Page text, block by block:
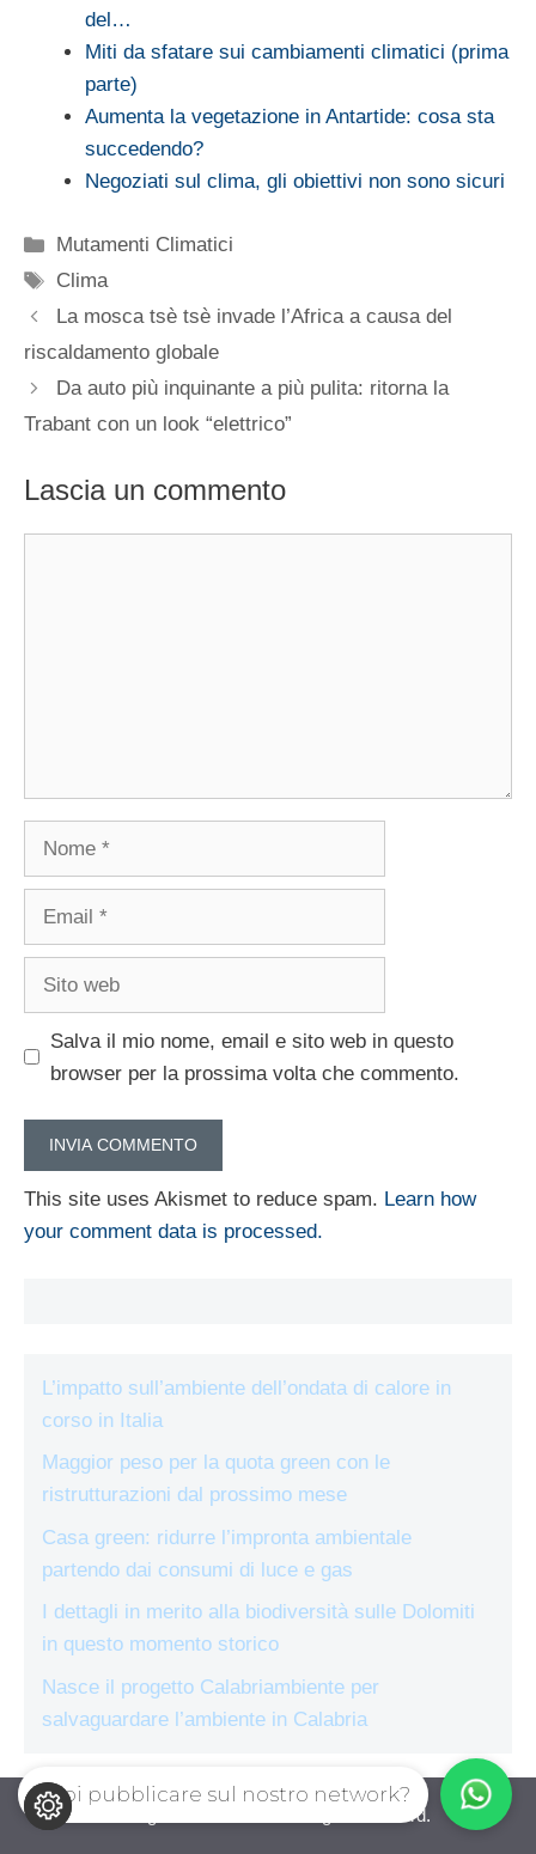
del…
Miti da sfatare sui cambiamenti climatici (prima
parte)
Aumenta la vegetazione in Antartide: cosa sta
succedendo?
Negoziati sul clima, gli obiettivi non sono sicuri
Categorie
Mutamenti Climatici
Tag
Clima
La mosca tsè tsè invade l’Africa a causa del
riscaldamento globale
Da auto più inquinante a più pulita: ritorna la
Trabant con un look “elettrico”
Lascia un commento
Nome
Email
Sito
Salva il mio nome, email e sito web in questo
browser per la prossima volta che commento.
This site uses Akismet to reduce spam. Learn how
your comment data is processed.
L’impatto sull’ambiente dell’ondata di calore in
corso in Italia
Maggior peso per la quota green con le
ristrutturazioni dal prossimo mese
Casa green: ridurre l’impronta ambientale
partendo dai consumi di luce e gas
I dettagli in merito alla biodiversità sulle Dolomiti
in questo momento storico
Nasce il progetto Calabriambiente per
salvaguardare l’ambiente in Calabria
ecologiae.com © 2026. All right reserverd.
Vuoi pubblicare sul nostro network?